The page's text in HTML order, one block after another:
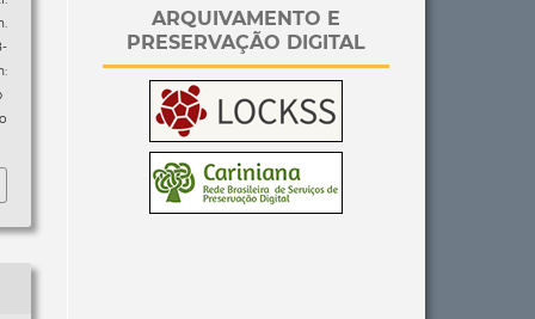
ARQUIVAMENTO E
PRESERVAÇÃO DIGITAL